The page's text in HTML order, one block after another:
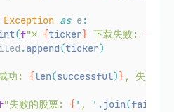
Exception as e :
(f"✗ {ticker} 下载失败: {
.append(ticker)
功: {len(successful)}, 失败:
"失败的股票: { ' , ' .join(failed